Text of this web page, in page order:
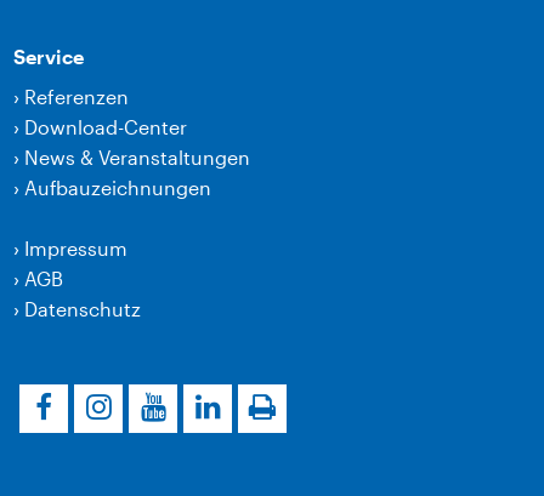
Service
› Referenzen
› Download-Center
› News & Veranstaltungen
› Aufbauzeichnungen
› Impressum
› AGB
› Datenschutz